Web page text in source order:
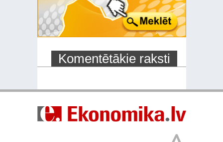
Komentētākie raksti